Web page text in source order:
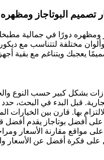
ومظهره دورًا في جمالية
وألوان مختلفة لتتناسب مع
يعجبك ويتناغم مع بقية
بشكل كبير حسب النوع
قبل البدء في البحث، حدد
بها. قارن بين الخيارات
على أفضل بوتاجاز يقدم أفضل
على مواقع مقارنة الأسعار
على فكرة أفضل عن الأسعار